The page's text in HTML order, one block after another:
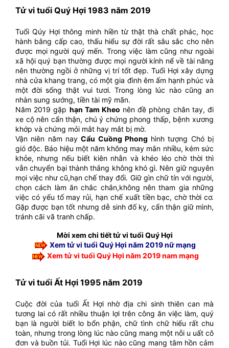
Tử vi tuổi Quý Hợi 1983 năm 2019
Tuổi Qúy Hợi thông minh hiền từ thật thà chất phác, học
hành bằng cấp cao, thấu hiểu sự đời rất sâu sắc cho nên
được mọi người quý mến. Trong việc làm cũng như ngoài
xã hội quý bạn thường được mọi người kính nể về tài năng
nên thường ngồi ở những vị trí tốt đẹp. Tuổi Hợi xây dựng
nhà cửa khang trang, có một gia đình êm ấm hạnh phúc và
một đời sống thật vui tươi. Trong lòng lúc nào cũng an
nhàn sung sướng, tiền tài mỹ mãn.
Năm 2019 gặp hạn Tam Kheo nên đề phòng chân tay, đi
xe cộ nên cẩn thận, chú ý chứng phong thấp, bệnh xương
khớp và chứng mỏi mắt hay mắt bị mờ.
Vận niên năm nayCẩu Cuồng Phong hình tượng Chó bị
gió độc. Báo hiệu một năm không may mắn nhiều, kém sức
khỏe, nhưng nếu biết kiên nhẫn và khéo léo chờ thời thì
vẫn chuyển bại thành thắng không khó gì. Nên giữ nguyên
mọi việc như cũ,hạn chế thay đổi. Giữ gìn chữ tín với người,
chọn cách làm ăn chắc chắn,không nên tham gia những
việc có yếu tố may rủi, hạn chế xuất tiền bạc, chờ thời cơ.
Gặp được bạn tốt nhưng dễ sinh đố kỵ, cẩn thận giữ mình,
tránh cãi vã tranh chấp.
Mời xem chi tiết tử vi tuổi Quý Hợi
Xem tử vi tuổi Quý Hợi năm 2019 nữ mạng
Xem tử vi tuổi Quý Hợi năm 2019 nam mạng
Tử vi tuổi Ất Hợi 1995 năm 2019
Cuộc đời của tuổi Ất Hợi nhờ địa chi sinh thiên can mà
tương lai có rất nhiều thuận lợi trên công ăn việc làm, quý
bạn là người biết lo bổn phận, chữ tình chữ hiếu rất chu
toàn, nhưng trong lòng lúc nào cũng mang một nỗi u uất cô
đơn và buồn tủi. Tuổi Hợi lúc nào cũng mang tâm hồn cảm